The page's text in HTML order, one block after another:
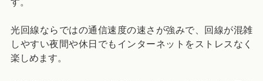
光回線ならではの通信速度の速さが強みで、回線が混雑
しやすい夜間や休日でもインターネットをストレスなく
楽しめます。